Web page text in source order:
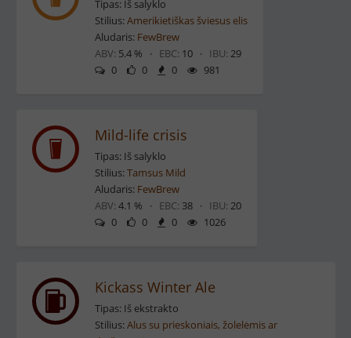
Tipas: Iš salyklo
Stilius:Amerikietiškas šviesus elis
Aludaris: FewBrew
ABV: 5.4 % · EBC: 10 · IBU: 29
0
0 0 981
Mild-life crisis
Tipas: Iš salyklo
Stilius:Tamsus Mild
Aludaris: FewBrew
ABV: 4.1 % · EBC: 38 · IBU: 20
0
0 0 1026
Kickass Winter Ale
Tipas: Iš ekstrakto
Stilius:Alus su prieskoniais, žolelėmis ar